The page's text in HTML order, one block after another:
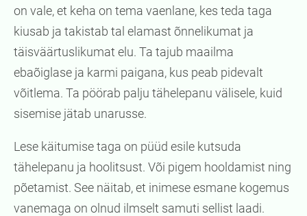
on vale, et keha on tema vaenlane, kes teda taga
kiusab ja takistab tal elamast õnnelikumat ja
täisväärtuslikumat elu. Ta tajub maailma
ebaõiglase ja karmi paigana, kus peab pidevalt
võitlema. Ta pöörab palju tähelepanu välisele, kuid
sisemise jätab unarusse.
Lese käitumise taga on püüd esile kutsuda
tähelepanu ja hoolitsust. Või pigem hooldamist ning
põetamist. See näitab, et inimese esmane kogemus
vanemaga on olnud ilmselt samuti sellist laadi.